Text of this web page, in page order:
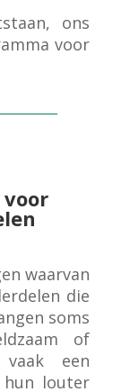
ons
voor
waarvan
die
soms
of
vaak een
louter